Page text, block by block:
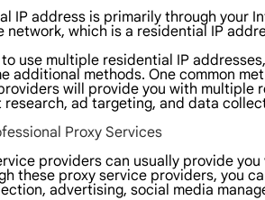
IP address is primarily through your
network, which is a residential IP
to use multiple residential IP
additional methods. One common
will provide you with multiple
research, ad targeting, and data
Proxy Services
providers can usually provide
these proxy service providers, you
advertising, social media